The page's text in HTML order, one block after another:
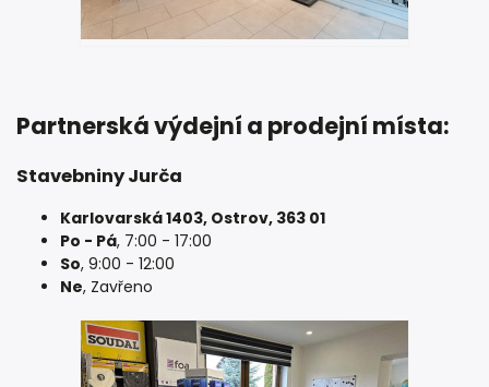
Partnerská výdejní a prodejní místa:
Stavebniny Jurča
Karlovarská 1403, Ostrov, 363 01
Po - Pá, 7:00 - 17:00
So, 9:00 - 12:00
Ne, Zavřeno